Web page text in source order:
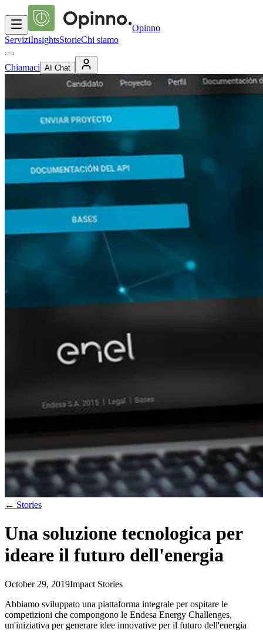
Opinno
ServiziInsightsStorieChi siamo
Chiamaci AI Chat
← Stories
Una soluzione tecnologica per
ideare il futuro dell'energia
October 29, 2019Impact Stories
Abbiamo sviluppato una piattaforma integrale per ospitare le
competizioni che compongono le Endesa Energy Challenges,
un'iniziativa per generare idee innovative per il futuro dell'energia